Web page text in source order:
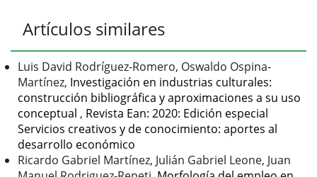
Detalles
del
artículo
Artículos similares
Luis David Rodríguez-Romero, Oswaldo Ospina-
Martínez, Investigación en industrias culturales:
construcción bibliográfica y aproximaciones a su uso
conceptual , Revista Ean: 2020: Edición especial
Servicios creativos y de conocimiento: aportes al
desarrollo económico
Ricardo Gabriel Martínez, Julián Gabriel Leone, Juan